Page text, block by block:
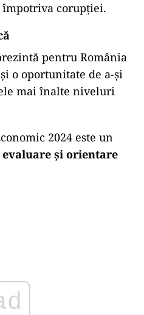
corupției.
pentru România
o oportunitate de a-și
mai înalte niveluri
2024 este un
evaluare și orientare